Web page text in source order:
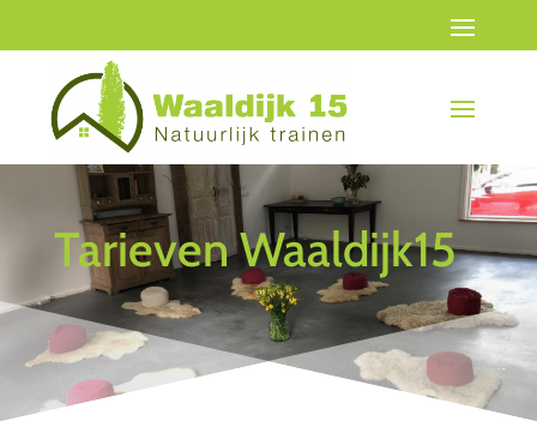
Tarieven Waaldijk15